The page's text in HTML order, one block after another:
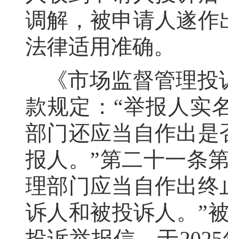
调解，被申请人遂作
法律适用准确。
《市场监督管理
款规定： “举报人实
部门还应当自作出
报人。 ”第二十一条
理部门应当自作出
诉人和被投诉人。 ”